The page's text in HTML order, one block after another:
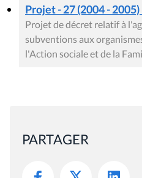
Projet - 27 (2004 - 2005)
Projet de décret relatif à
subventions aux
l'Action sociale et de la
PARTAGER